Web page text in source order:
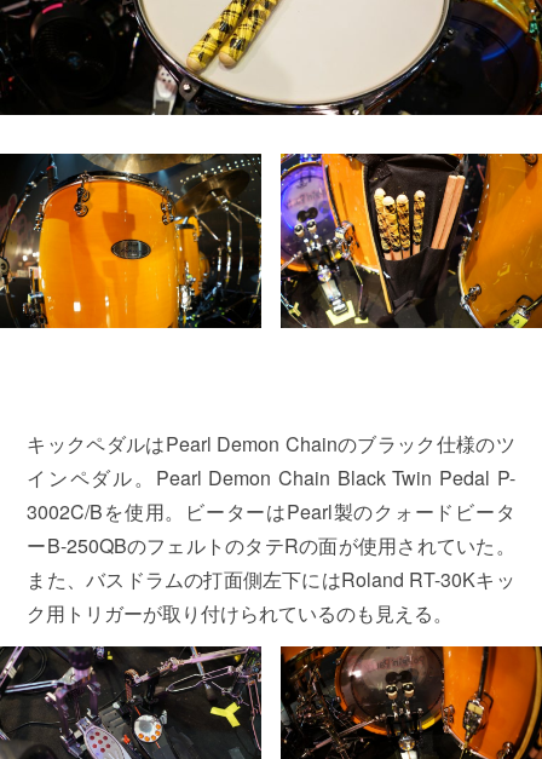
キックペダルはPearl Demon Chainのブラック仕様のツ
インペダル。Pearl Demon Chain Black Twin Pedal P-
3002C/Bを使用。ビーターはPearl製のクォードビータ
ーB-250QBのフェルトのタテRの面が使用されていた。
また、バスドラムの打面側左下にはRoland RT-30Kキッ
ク用トリガーが取り付けられているのも見える。